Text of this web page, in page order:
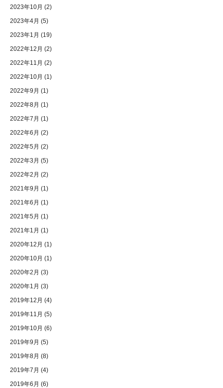
2023年10月 (2)
2023年4月 (5)
2023年1月 (19)
2022年12月 (2)
2022年11月 (2)
2022年10月 (1)
2022年9月 (1)
2022年8月 (1)
2022年7月 (1)
2022年6月 (2)
2022年5月 (2)
2022年3月 (5)
2022年2月 (2)
2021年9月 (1)
2021年6月 (1)
2021年5月 (1)
2021年1月 (1)
2020年12月 (1)
2020年10月 (1)
2020年2月 (3)
2020年1月 (3)
2019年12月 (4)
2019年11月 (5)
2019年10月 (6)
2019年9月 (5)
2019年8月 (8)
2019年7月 (4)
2019年6月 (6)